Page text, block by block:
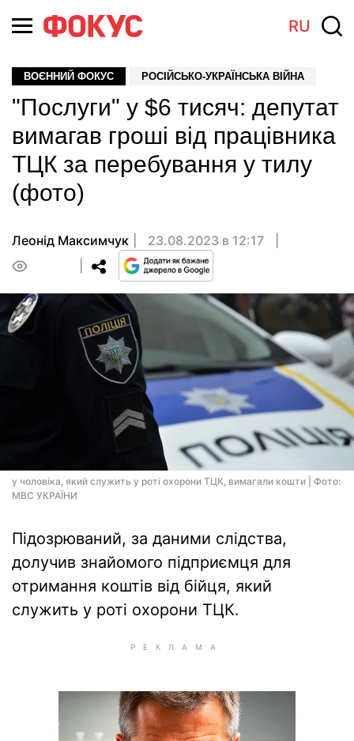
RU
ВОЄННИЙ ФОКУС РОСІЙСЬКО-УКРАЇНСЬКА ВІЙНА
"Послуги" у $6 тисяч: депутат
вимагав гроші від працівника
ТЦК за перебування у тилу
(фото)
Леонід Максимчук
23.08.2023 в 12:17
у чоловіка, який служить у роті охорони ТЦК, вимагали кошти | Фото:
МВС УКРАЇНИ
Підозрюваний, за даними слідства,
долучив знайомого підприємця для
отримання коштів від бійця, який
служить у роті охорони ТЦК.